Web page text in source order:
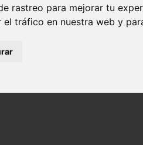
rastreo para mejorar tu
el tráfico en nuestra web y